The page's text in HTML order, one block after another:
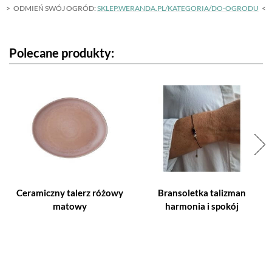
ODMIEŃ SWÓJ OGRÓD:SKLEP.WERANDA.PL/KATEGORIA/DO-OGRODU
Polecane produkty:
Ceramiczny talerz różowy
matowy
Bransoletka talizman
harmonia i spokój